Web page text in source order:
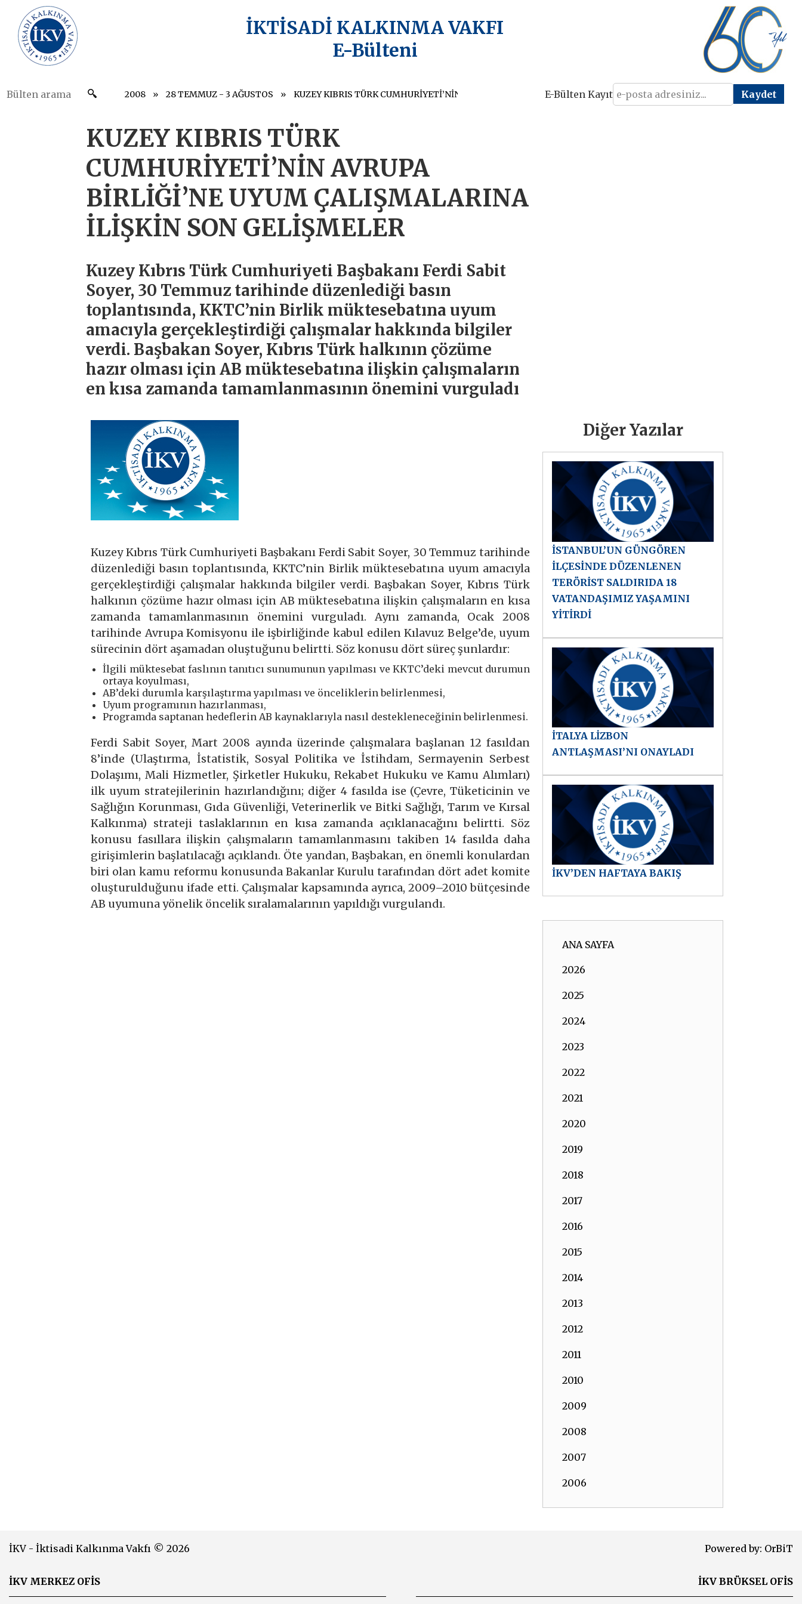
İKTİSADİ KALKINMA VAKFI
E-Bülteni
2008 28 TEMMUZ - 3 AĞUSTOS E-Bülten Kayıt
KUZEY KIBRIS TÜRK
CUMHURİYETİ’NİN AVRUPA
BİRLİĞİ’NE UYUM ÇALIŞMALARINA
İLİŞKİN SON GELİŞMELER
Kuzey Kıbrıs Türk Cumhuriyeti Başbakanı Ferdi Sabit
Soyer, 30 Temmuz tarihinde düzenlediği basın
toplantısında, KKTC’nin Birlik müktesebatına uyum
amacıyla gerçekleştirdiği çalışmalar hakkında bilgiler
verdi. Başbakan Soyer, Kıbrıs Türk halkının çözüme
hazır olması için AB müktesebatına ilişkin çalışmaların
en kısa zamanda tamamlanmasının önemini vurguladı
Kuzey Kıbrıs Türk Cumhuriyeti Başbakanı Ferdi Sabit Soyer, 30 Temmuz tarihinde
düzenlediği basın toplantısında, KKTC’nin Birlik müktesebatına uyum amacıyla
gerçekleştirdiği çalışmalar hakkında bilgiler verdi. Başbakan Soyer, Kıbrıs Türk
halkının çözüme hazır olması için AB müktesebatına ilişkin çalışmaların en kısa
zamanda tamamlanmasının önemini vurguladı. Aynı zamanda, Ocak 2008
tarihinde Avrupa Komisyonu ile işbirliğinde kabul edilen Kılavuz Belge’de, uyum
sürecinin dört aşamadan oluştuğunu belirtti. Söz konusu dört süreç şunlardır:
İlgili müktesebat faslının tanıtıcı sunumunun yapılması ve KKTC’deki mevcut durumun
ortaya koyulması,
AB’deki durumla karşılaştırma yapılması ve önceliklerin belirlenmesi,
Uyum programının hazırlanması,
Programda saptanan hedeflerin AB kaynaklarıyla nasıl destekleneceğinin belirlenmesi.
Ferdi Sabit Soyer, Mart 2008 ayında üzerinde çalışmalara başlanan 12 fasıldan
8’inde (Ulaştırma, İstatistik, Sosyal Politika ve İstihdam, Sermayenin Serbest
Dolaşımı, Mali Hizmetler, Şirketler Hukuku, Rekabet Hukuku ve Kamu Alımları)
ilk uyum stratejilerinin hazırlandığını; diğer 4 fasılda ise (Çevre, Tüketicinin ve
Sağlığın Korunması, Gıda Güvenliği, Veterinerlik ve Bitki Sağlığı, Tarım ve Kırsal
Kalkınma) strateji taslaklarının en kısa zamanda açıklanacağını belirtti. Söz
konusu fasıllara ilişkin çalışmaların tamamlanmasını takiben 14 fasılda daha
girişimlerin başlatılacağı açıklandı. Öte yandan, Başbakan, en önemli konulardan
biri olan kamu reformu konusunda Bakanlar Kurulu tarafından dört adet komite
oluşturulduğunu ifade etti. Çalışmalar kapsamında ayrıca, 2009–2010 bütçesinde
AB uyumuna yönelik öncelik sıralamalarının yapıldığı vurgulandı.
Diğer Yazılar
İSTANBUL’UN GÜNGÖREN
İLÇESİNDE DÜZENLENEN
TERÖRİST SALDIRIDA 18
VATANDAŞIMIZ YAŞAMINI
YİTİRDİ
İTALYA LİZBON
ANTLAŞMASI’NI ONAYLADI
İKV’DEN HAFTAYA BAKIŞ
ANA SAYFA
2026
2025
2024
2023
2022
2021
2020
2019
2018
2017
2016
2015
2014
2013
2012
2011
2010
2009
2008
2007
2006
İKV - İktisadi Kalkınma Vakfı © 2026 Powered by: OrBiT
İKV MERKEZ OFİS İKV BRÜKSEL OFİS